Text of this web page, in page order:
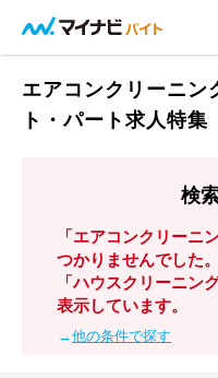
エアコンクリーニン
ト・パート求人特集
検
「エアコンクリーニ
つかりませんでした。
「ハウスクリーニン
表示しています。
→他の条件で探す